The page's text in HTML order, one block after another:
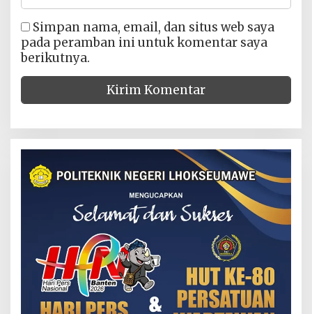
Simpan nama, email, dan situs web saya
pada peramban ini untuk komentar saya
berikutnya.